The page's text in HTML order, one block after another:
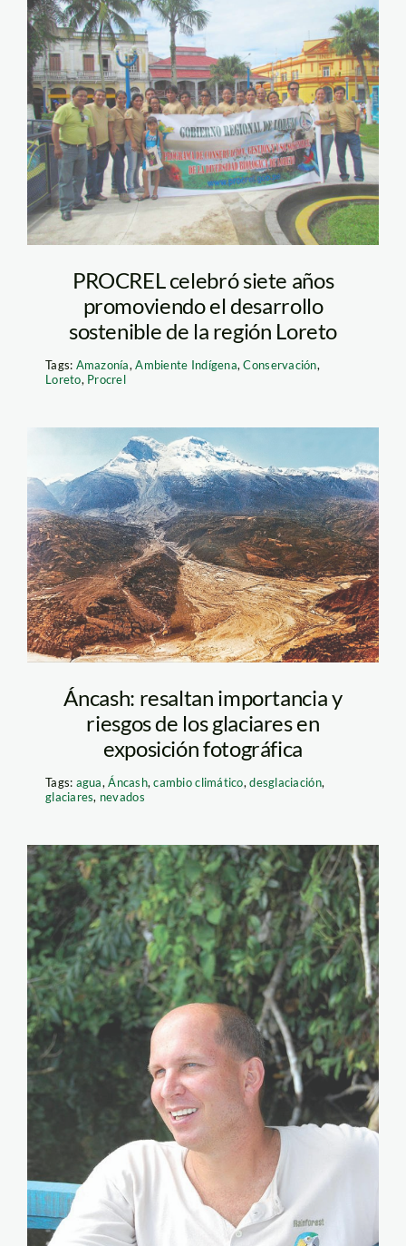
procrel_spda
PROCREL celebró siete años
promoviendo el desarrollo
sostenible de la región Loreto
Tags: Amazonía,Ambiente Indígena,Conservación,
Loreto, Procrel
foto_aluvión_1970
Áncash: resaltan importancia y
riesgos de los glaciares en
exposición fotográfica
Tags: agua,Áncash,cambio climático,desglaciación,
glaciares, nevados
Kurt Holle